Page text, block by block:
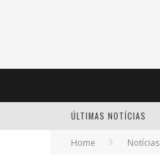
ÚLTIMAS NOTÍCIAS
Home Notícias